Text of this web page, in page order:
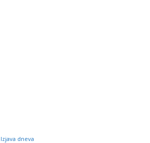
Izjava dneva